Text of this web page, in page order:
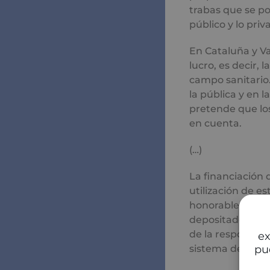
trabas que se
público y lo
En Cataluña y
lucro, es decir,
campo
la pública y en
pretende que
en cuenta.
(…)
La financiación
utilización de
honorable el
depositado
de la
sistema